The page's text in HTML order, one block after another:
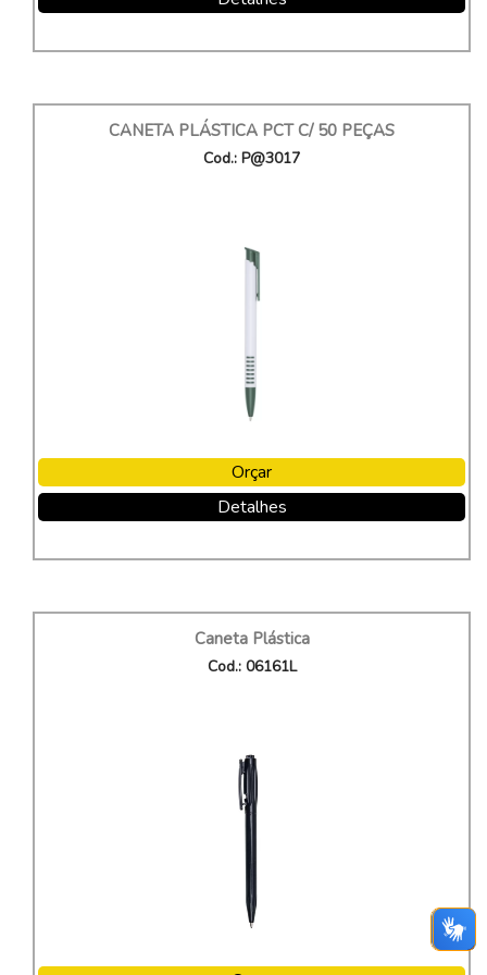
CANETA PLÁSTICA PCT C/ 50 PEÇAS
Cod.: P@3017
Orçar
Detalhes
Caneta Plástica
Cod.: 06161L